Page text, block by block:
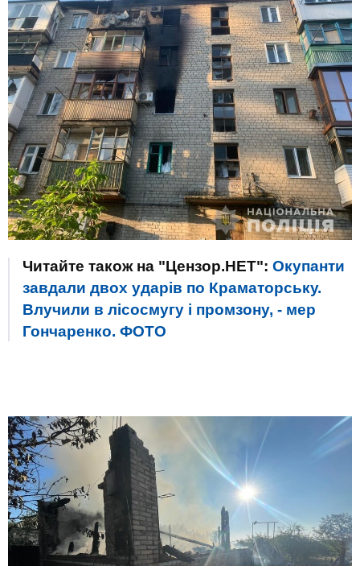
Читайте також на "Цензор.НЕТ": Окупанти
завдали двох ударів по Краматорську.
Влучили в лісосмугу і промзону, - мер
Гончаренко. ФОТО